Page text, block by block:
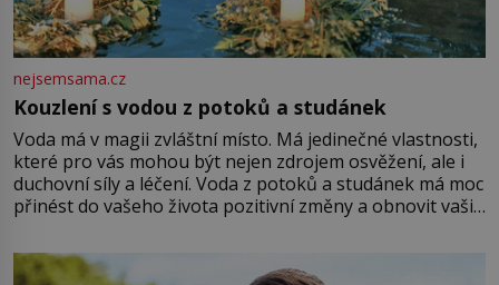
nejsemsama.cz
Kouzlení s vodou z potoků a studánek
Voda má v magii zvláštní místo. Má jedinečné vlastnosti,
které pro vás mohou být nejen zdrojem osvěžení, ale i
duchovní síly a léčení. Voda z potoků a studánek má moc
přinést do vašeho života pozitivní změny a obnovit vaši
můžete obohatit své rituály a přinést do svého života
větší harmonii a klid. Je důležité